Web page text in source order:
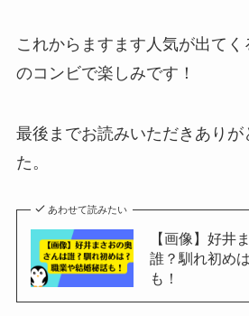
これからますます人気が出てく
のコンビで楽しみです！
最後までお読みいただきありが
た。
あわせて読みたい
【画像】好井
誰？馴れ初め
も！